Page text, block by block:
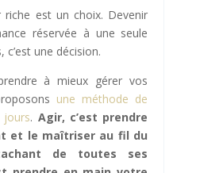
riche est un choix. Devenir
réservée à une seule
une décision.
à mieux gérer vos
une méthode de
jours. Agir, c’est prendre
et le maîtriser au fil du
de toutes ses